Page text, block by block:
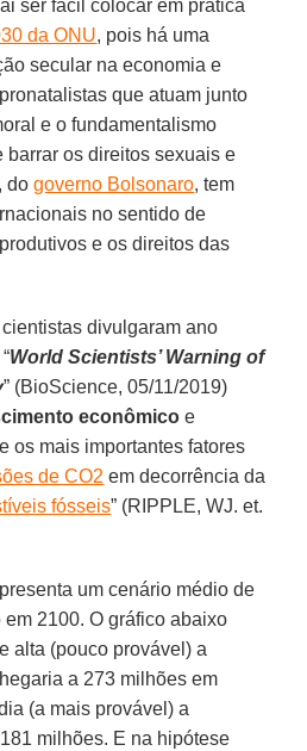
ser fácil colocar em prática
da ONU, pois há uma
secular na economia e
que atuam junto
e o fundamentalismo
barrar os direitos sexuais e
, dogoverno Bolsonaro, tem
no sentido de
e os direitos das
divulgaram ano
World Scientists’ Warning of
” (BioScience, 05/11/2019)
econômico e
os mais importantes fatores
de CO2 em decorrência da
fósseis” (RIPPLE, WJ. et.
um cenário médio de
2100. O gráfico abaixo
alta (pouco provável) a
a 273 milhões em
(a mais provável) a
milhões. E na hipótese